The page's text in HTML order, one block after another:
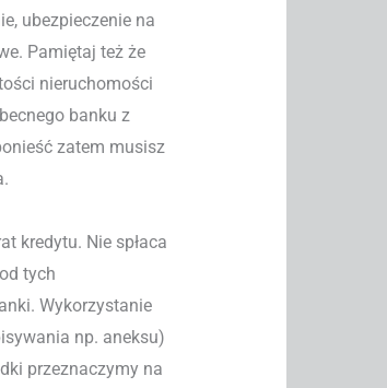
ubezpieczenie na
Pamiętaj też że
nieruchomości
banku z
zatem musisz
kredytu. Nie spłaca
tych
Wykorzystanie
np. aneksu)
przeznaczymy na